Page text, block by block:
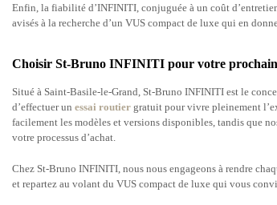
Enfin, la fiabilité d’INFINITI, conjuguée à un coût
avisés à la recherche d’un VUS compact de luxe qui en
Choisir St‑Bruno INFINITI pour votre
Situé à Saint-Basile-le-Grand, St-Bruno INFINITI est le
d’effectuer un essai routier gratuit pour vivre pleinement
facilement les modèles et versions disponibles, tandis que
votre processus d’achat.
Chez St-Bruno INFINITI, nous nous engageons à rendre
et repartez au volant du VUS compact de luxe qui vous